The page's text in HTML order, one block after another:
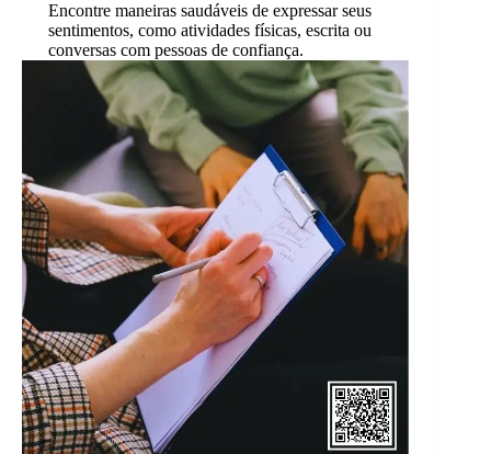
Encontre maneiras saudáveis de expressar seus
sentimentos, como atividades físicas, escrita ou
conversas com pessoas de confiança.